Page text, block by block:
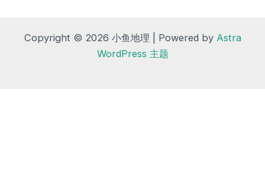
Copyright © 2026 小鱼地理 | Powered by Astra
WordPress 主题